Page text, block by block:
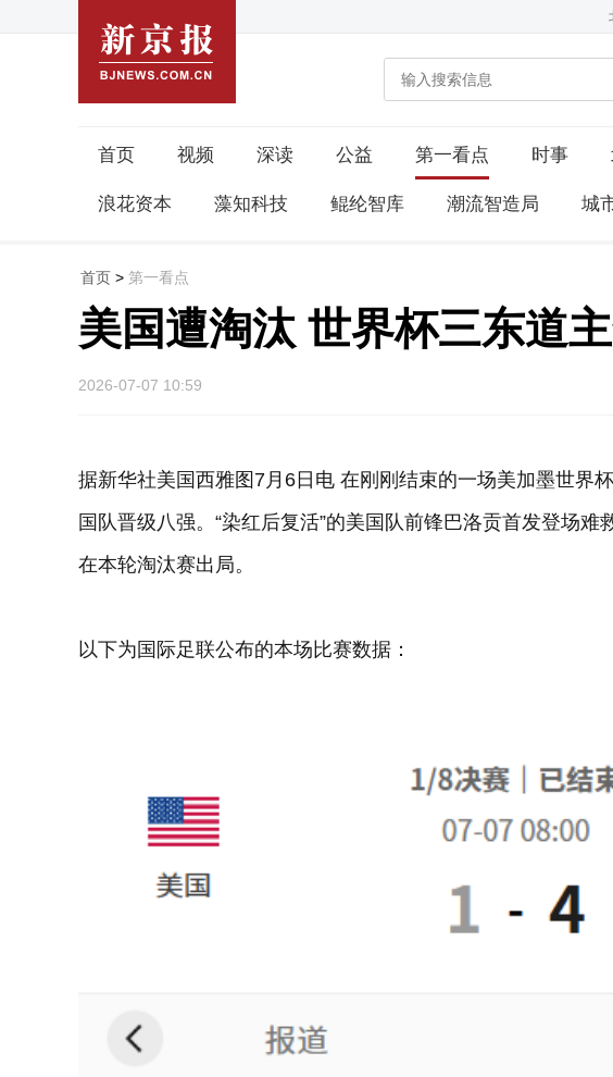
首页 视频 深读 公益 第一看点 时事
浪花资本 藻知科技 鲲纶智库 潮流智造局 城
首页 > 第一看点
美国遭淘汰 世界杯三东道
2026-07-07 10:59
据新华社美国西雅图7月6日电 在刚刚结束的一场美加墨世界
国队晋级八强。“染红后复活”的美国队前锋巴洛贡首发登场
在本轮淘汰赛出局。
以下为国际足联公布的本场比赛数据：